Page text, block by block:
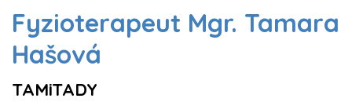
Fyzioterapeut Mgr. Tamara
Hašová
TAMiTADY